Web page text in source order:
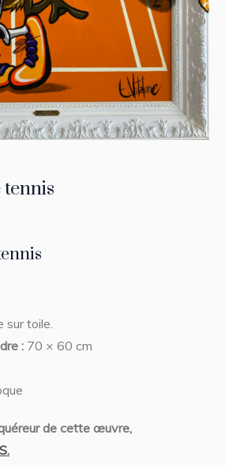
sur toile.
: 70 × 60 cm
de cette œuvre,